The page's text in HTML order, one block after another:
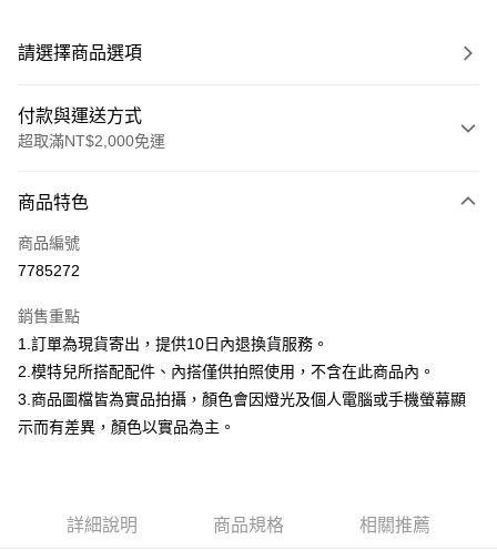
請選擇商品選項
付款與運送方式
超取滿NT$2,000免運
信用卡一次付款
信用卡分期付款
合作金庫商業銀行
華南商業銀行
彰化商業銀行
上海商業儲蓄銀行
台北富邦商業銀行
國泰世華商業銀行
兆豐國際商業銀行
臺灣中小企業銀行
玉山商業銀行
星展（台灣）商業銀行
台新國際商業銀行
中國信託商業銀行
超商取貨付款
LINE Pay
Apple Pay
Google Pay
商品特色
商品編號
7785272
銷售重點
1.訂單為現貨寄出，提供10日內退換貨服務。
2.模特兒所搭配配件、內搭僅供拍照使用，不含在此商品內。
3.商品圖檔皆為實品拍攝，顏色會因燈光及個人電腦或手機螢幕顯
示而有差異，顏色以實品為主。
詳細說明 商品規格 相關推薦